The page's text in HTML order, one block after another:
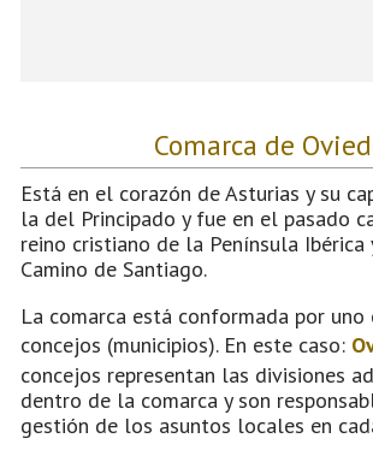
Comarca de
Está en el corazón de Asturias y su
la del Principado y fue en el pasado
reino cristiano de la Península
Camino de Santiago.
La comarca está conformada por uno
concejos (municipios). En este caso:
concejos representan las divisiones
dentro de la comarca y son
gestión de los asuntos locales en